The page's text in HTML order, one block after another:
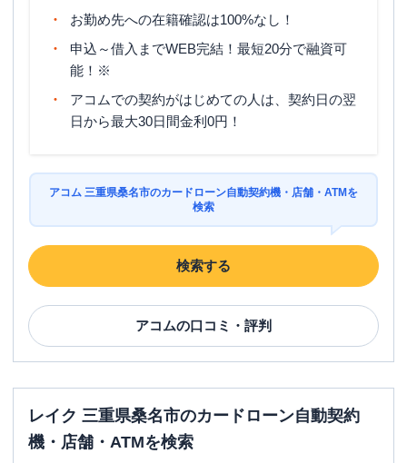
お勤め先への在籍確認は100%なし！
申込～借入までWEB完結！最短20分で融資可
能！※
アコムでの契約がはじめての人は、契約日の翌
日から最大30日間金利0円！
アコム 三重県桑名市のカードローン自動契約機・店舗・ATMを
検索
検索する
アコムの口コミ・評判
レイク 三重県桑名市のカードローン自動契約
機・店舗・ATMを検索